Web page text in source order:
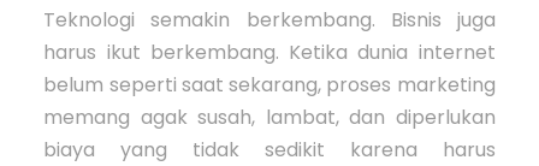
Teknologi semakin berkembang. Bisnis juga
harus ikut berkembang. Ketika dunia internet
belum seperti saat sekarang, proses marketing
memang agak susah, lambat, dan diperlukan
biaya yang tidak sedikit karena harus